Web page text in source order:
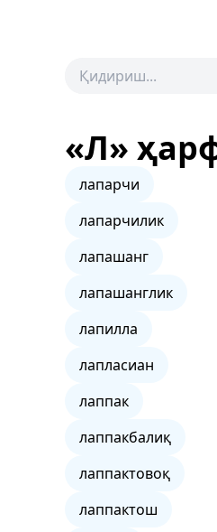
«Л»
лапарчи
лапарчилик
лапашанг
лапашанглик
лапилла
лапласиан
лаппак
лаппакбалиқ
лаппактовоқ
лаппактош